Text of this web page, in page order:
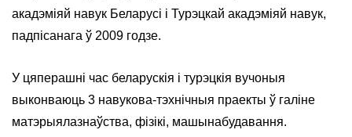
акадэміяй навук Беларусі і Турэцкай акадэміяй навук,
падпісанага ў 2009 годзе.
У цяперашні час беларускія і турэцкія вучоныя
выконваюць 3 навукова-тэхнічныя праекты ў галіне
матэрыялазнаўства, фізікі, машынабудавання.